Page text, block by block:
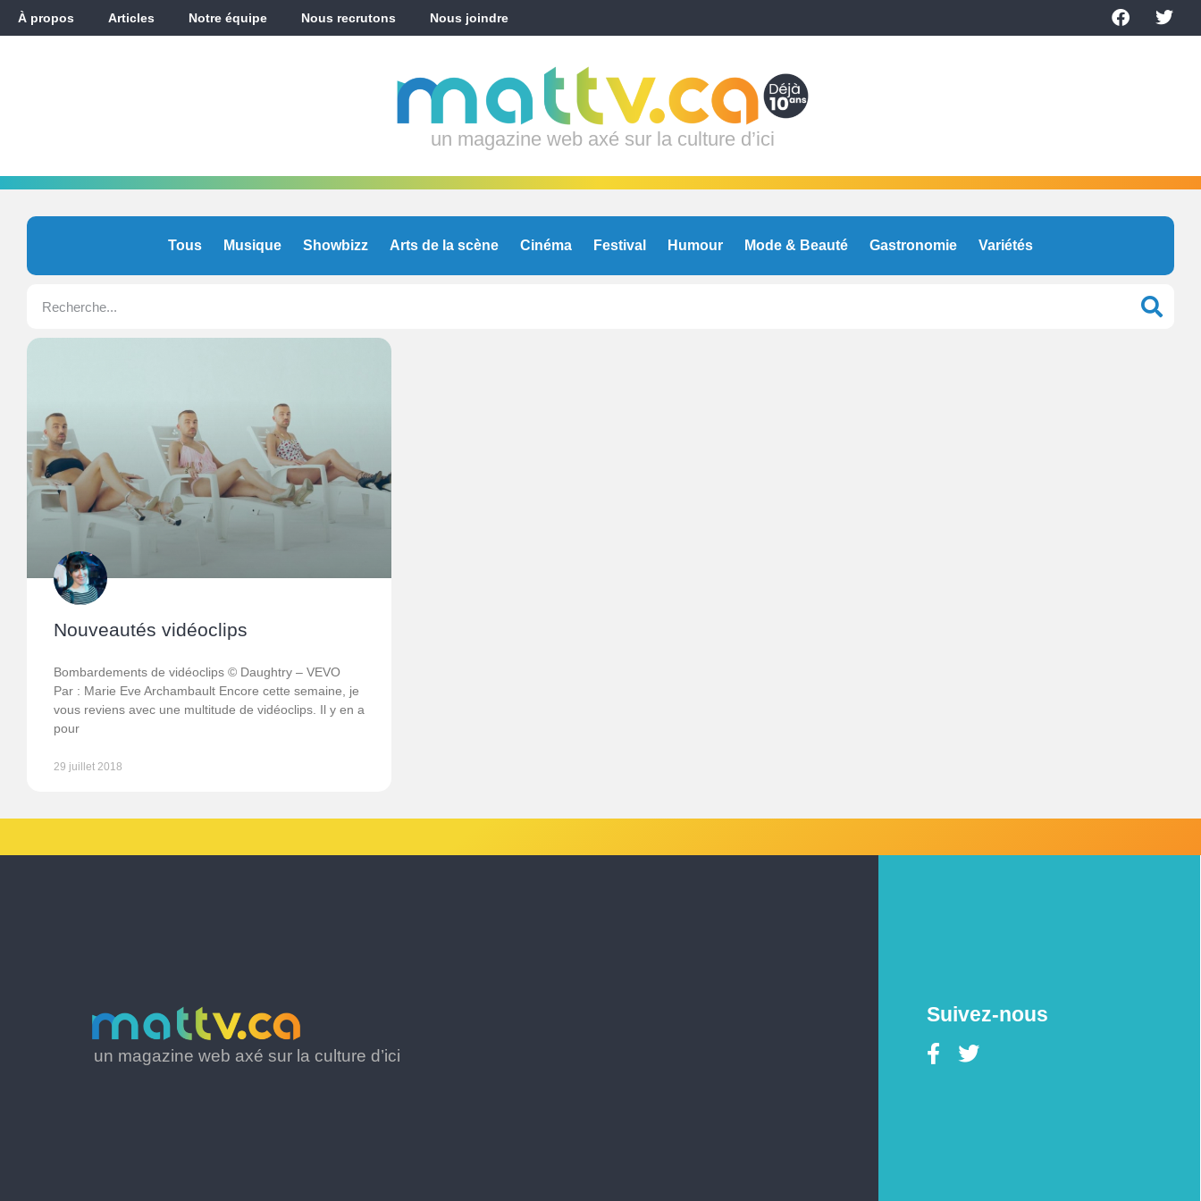
À propos Articles Notre équipe Nous recrutons Nous joindre
un magazine web axé sur la culture d’ici
Tous Musique Showbizz Arts de la scène Cinéma Festival Humour Mode & Beauté Gastronomie Variétés
Nouveautés vidéoclips
Bombardements de vidéoclips © Daughtry – VEVO
Par : Marie Eve Archambault Encore cette semaine, je
vous reviens avec une multitude de vidéoclips. Il y en a
pour
29 juillet 2018
un magazine web axé sur la culture d’ici
Suivez-nous